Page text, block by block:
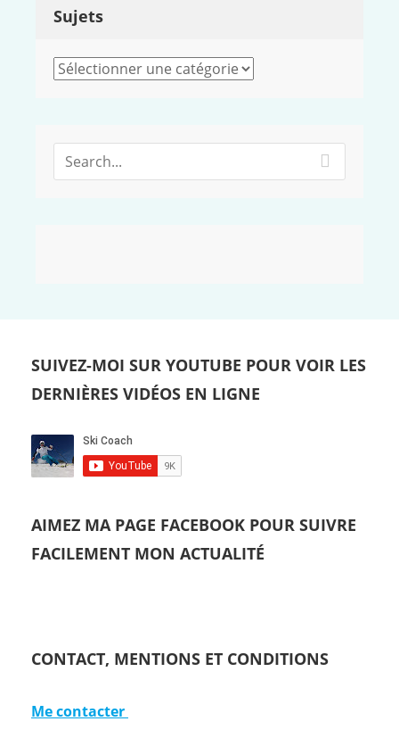
Sujets
Sujets
SUIVEZ-MOI SUR YOUTUBE POUR VOIR LES
DERNIÈRES VIDÉOS EN LIGNE
AIMEZ MA PAGE FACEBOOK POUR SUIVRE
FACILEMENT MON ACTUALITÉ
CONTACT, MENTIONS ET CONDITIONS
Me contacter